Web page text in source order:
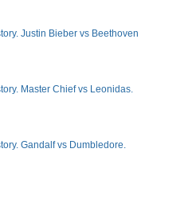
Justin Bieber vs Beethoven
Master Chief vs Leonidas.
Gandalf vs Dumbledore.